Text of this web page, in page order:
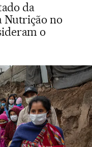
da
Nutrição no
o